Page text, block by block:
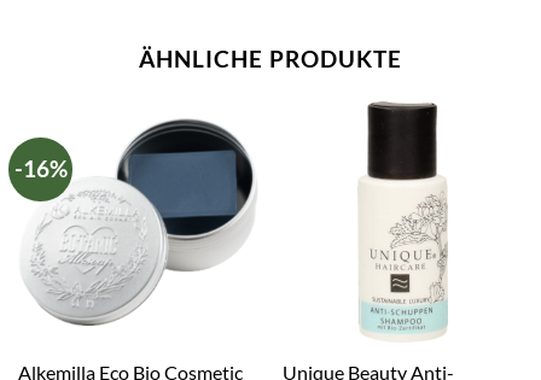
ÄHNLICHE PRODUKTE
-16%
Alkemilla Eco Bio Cosmetic Unique Beauty Anti-